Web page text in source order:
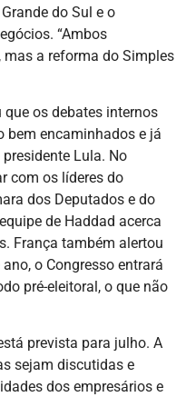
do Sul e o
“Ambos
a reforma do Simples
os debates internos
bem encaminhados e já
Lula. No
com os líderes do
dos Deputados e do
de Haddad acerca
França também alertou
o Congresso entrará
pré-eleitoral, o que não
prevista para julho. A
sejam discutidas e
dos empresários e